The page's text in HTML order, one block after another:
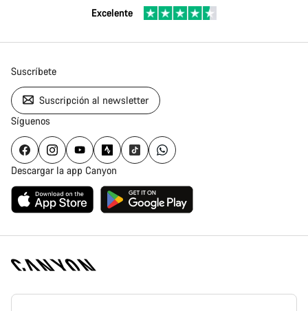
Excelente
Suscríbete
Suscripción al newsletter
Síguenos
Descargar la app Canyon
Canyon